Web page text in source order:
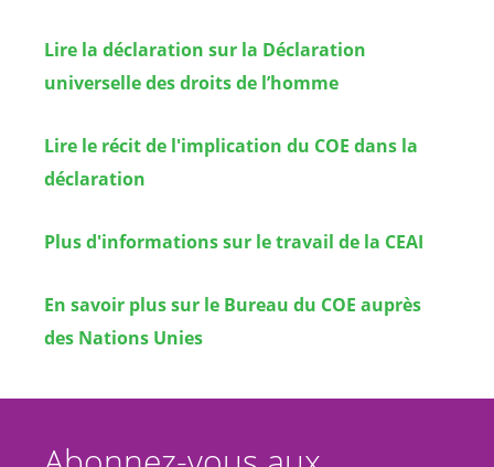
Lire la déclaration sur la Déclaration
universelle des droits de l’homme
Lire le récit de l'implication du COE dans la
déclaration
Plus d'informations sur le travail de la CEAI
En savoir plus sur le Bureau du COE auprès
des Nations Unies